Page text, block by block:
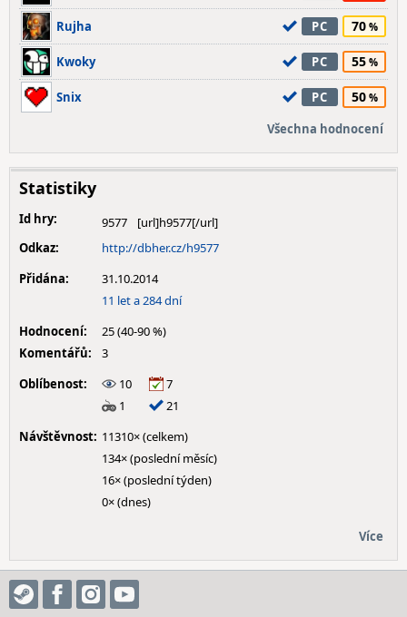
Rujha PC 70
Kwoky PC 55
Snix PC 50
Všechna hodnocení
Statistiky
Id hry:
9577
Odkaz:
http://dbher.cz/h9577
Přidána:
31.10.2014
11 let a 284 dní
Hodnocení:
25 (40-90 %)
Komentářů:
3
Oblíbenost:
10
7
1
21
Návštěvnost: 11310× (celkem)
134× (poslední měsíc)
16× (poslední týden)
0× (dnes)
Více